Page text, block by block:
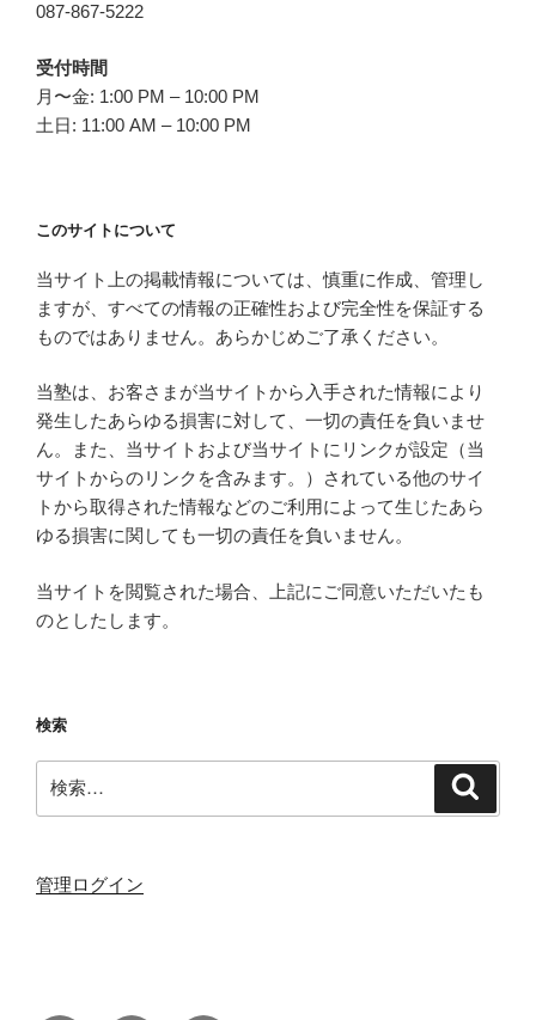
087-867-5222
受付時間
月〜金: 1:00 PM – 10:00 PM
土日: 11:00 AM – 10:00 PM
このサイトについて
当サイト上の掲載情報については、慎重に作成、管理し
ますが、すべての情報の正確性および完全性を保証する
ものではありません。あらかじめご了承ください。
当塾は、お客さまが当サイトから入手された情報により
発生したあらゆる損害に対して、一切の責任を負いませ
ん。また、当サイトおよび当サイトにリンクが設定（当
サイトからのリンクを含みます。）されている他のサイ
トから取得された情報などのご利用によって生じたあら
ゆる損害に関しても一切の責任を負いません。
当サイトを閲覧された場合、上記にご同意いただいたも
のとしたします。
検索
索:
管理ログイン